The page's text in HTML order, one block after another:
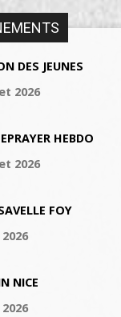
DES JEUNES
2026
HEBDO
2026
FOY
NICE